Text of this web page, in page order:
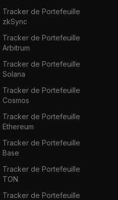
Tracker de Portefeuille
zkSync
Tracker de Portefeuille
Arbitrum
Tracker de Portefeuille
Solana
Tracker de Portefeuille
Cosmos
Tracker de Portefeuille
Ethereum
Tracker de Portefeuille
Base
Tracker de Portefeuille
TON
Tracker de Portefeuille